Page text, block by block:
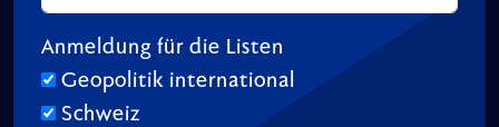
Anmeldung für die Listen
Geopolitik international
Schweiz